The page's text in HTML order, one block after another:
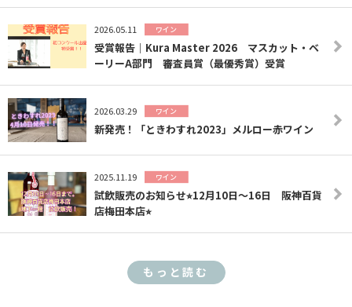
2026.05.11 ワイン
受賞報告｜Kura Master 2026 マスカット・ベ
ーリーA部門 審査員賞（最優秀賞）受賞
2026.03.29 ワイン
新発売！「ときわすれ2023」メルロー赤ワイン
2025.11.19 ワイン
試飲販売のお知らせ⭐︎12月10日〜16日 阪神百貨
店梅田本店⭐︎
もっと読む